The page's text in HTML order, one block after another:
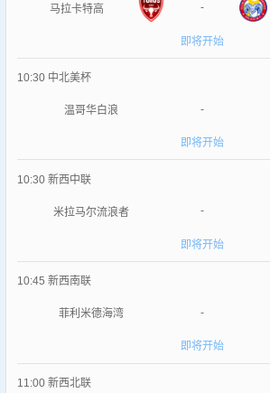
马拉卡特高 -
即将开始
10:30 中北美杯
温哥华白浪 -
即将开始
10:30 新西中联
米拉马尔流浪者 -
即将开始
10:45 新西南联
菲利米德海湾 -
即将开始
11:00 新西北联